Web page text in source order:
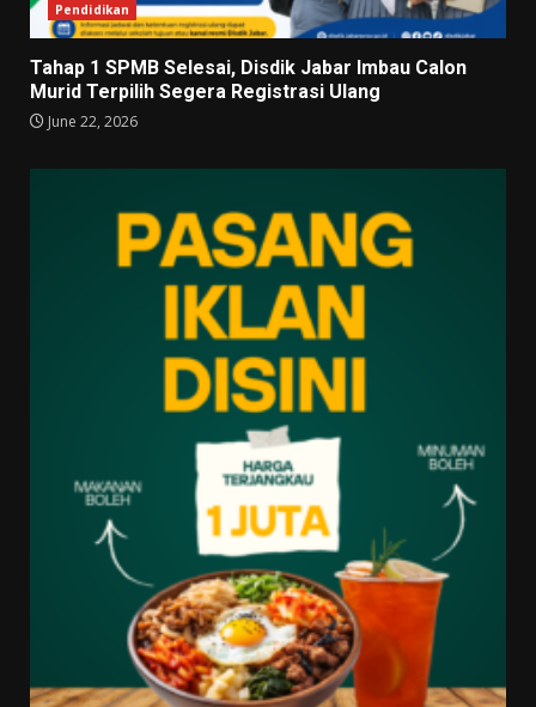
Pendidikan
Tahap 1 SPMB Selesai, Disdik Jabar Imbau Calon
Murid Terpilih Segera Registrasi Ulang
June 22, 2026